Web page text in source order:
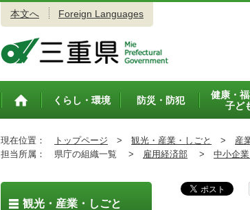
本文へ Foreign Languages
トップペ
くらし・環境 防災・防犯
健康・福
子ど
現在位置： トップページ > 観光・産業・しごと > 産
担当所属：
県庁の組織一覧 > 雇用経済部 > 中小企
観光・産業・しごと